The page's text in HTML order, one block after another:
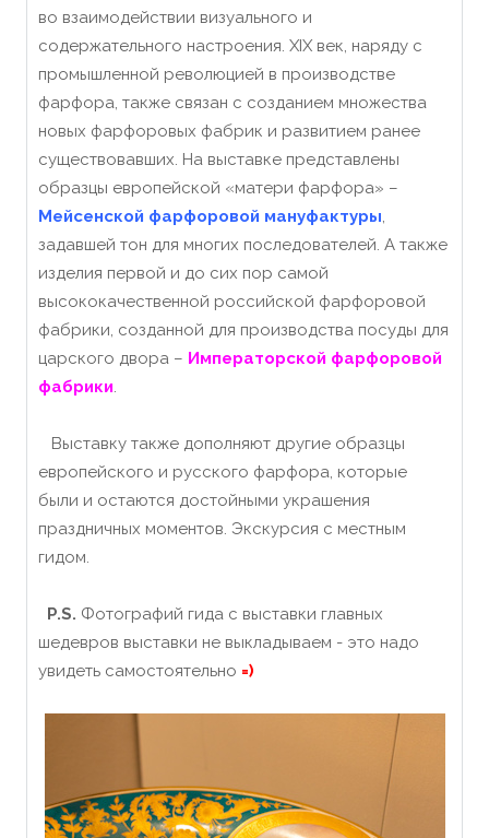
во взаимодействии визуального и
содержательного настроения. XIX век, наряду с
промышленной революцией в производстве
фарфора, также связан с созданием множества
новых фарфоровых фабрик и развитием ранее
существовавших. На выставке представлены
образцы европейской «матери фарфора» –
Мейсенской фарфоровой мануфактуры,
задавшей тон для многих последователей. А также
изделия первой и до сих пор самой
высококачественной российской фарфоровой
фабрики, созданной для производства посуды для
царского двора – Императорской фарфоровой
фабрики.
Выставку также дополняют другие образцы
европейского и русского фарфора, которые
были и остаются достойными украшения
праздничных моментов. Экскурсия с местным
гидом.
P.S. Фотографий гида с выставки главных
шедевров выставки не выкладываем - это надо
увидеть самостоятельно =)